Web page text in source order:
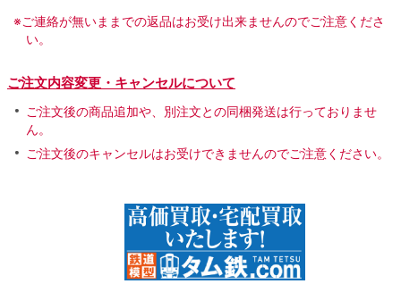
※ご連絡が無いままでの返品はお受け出来ませんのでご注意くださ
い。
ご注文内容変更・キャンセルについて
ご注文後の商品追加や、別注文との同梱発送は行っておりませ
ん。
ご注文後のキャンセルはお受けできませんのでご注意ください。